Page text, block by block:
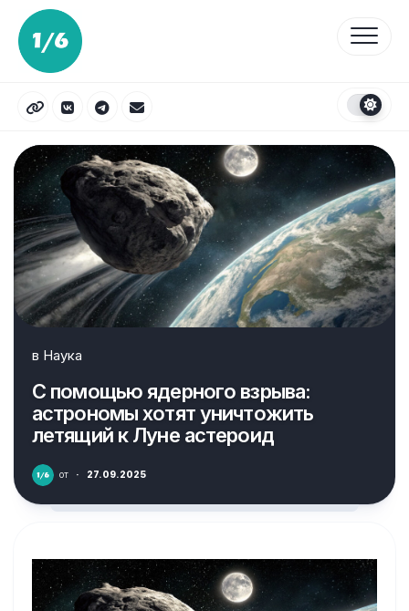
Перейти
содержанию
в Наука
С помощью ядерного взрыва:
астрономы хотят уничтожить
летящий к Луне астероид
от · 27.09.2025